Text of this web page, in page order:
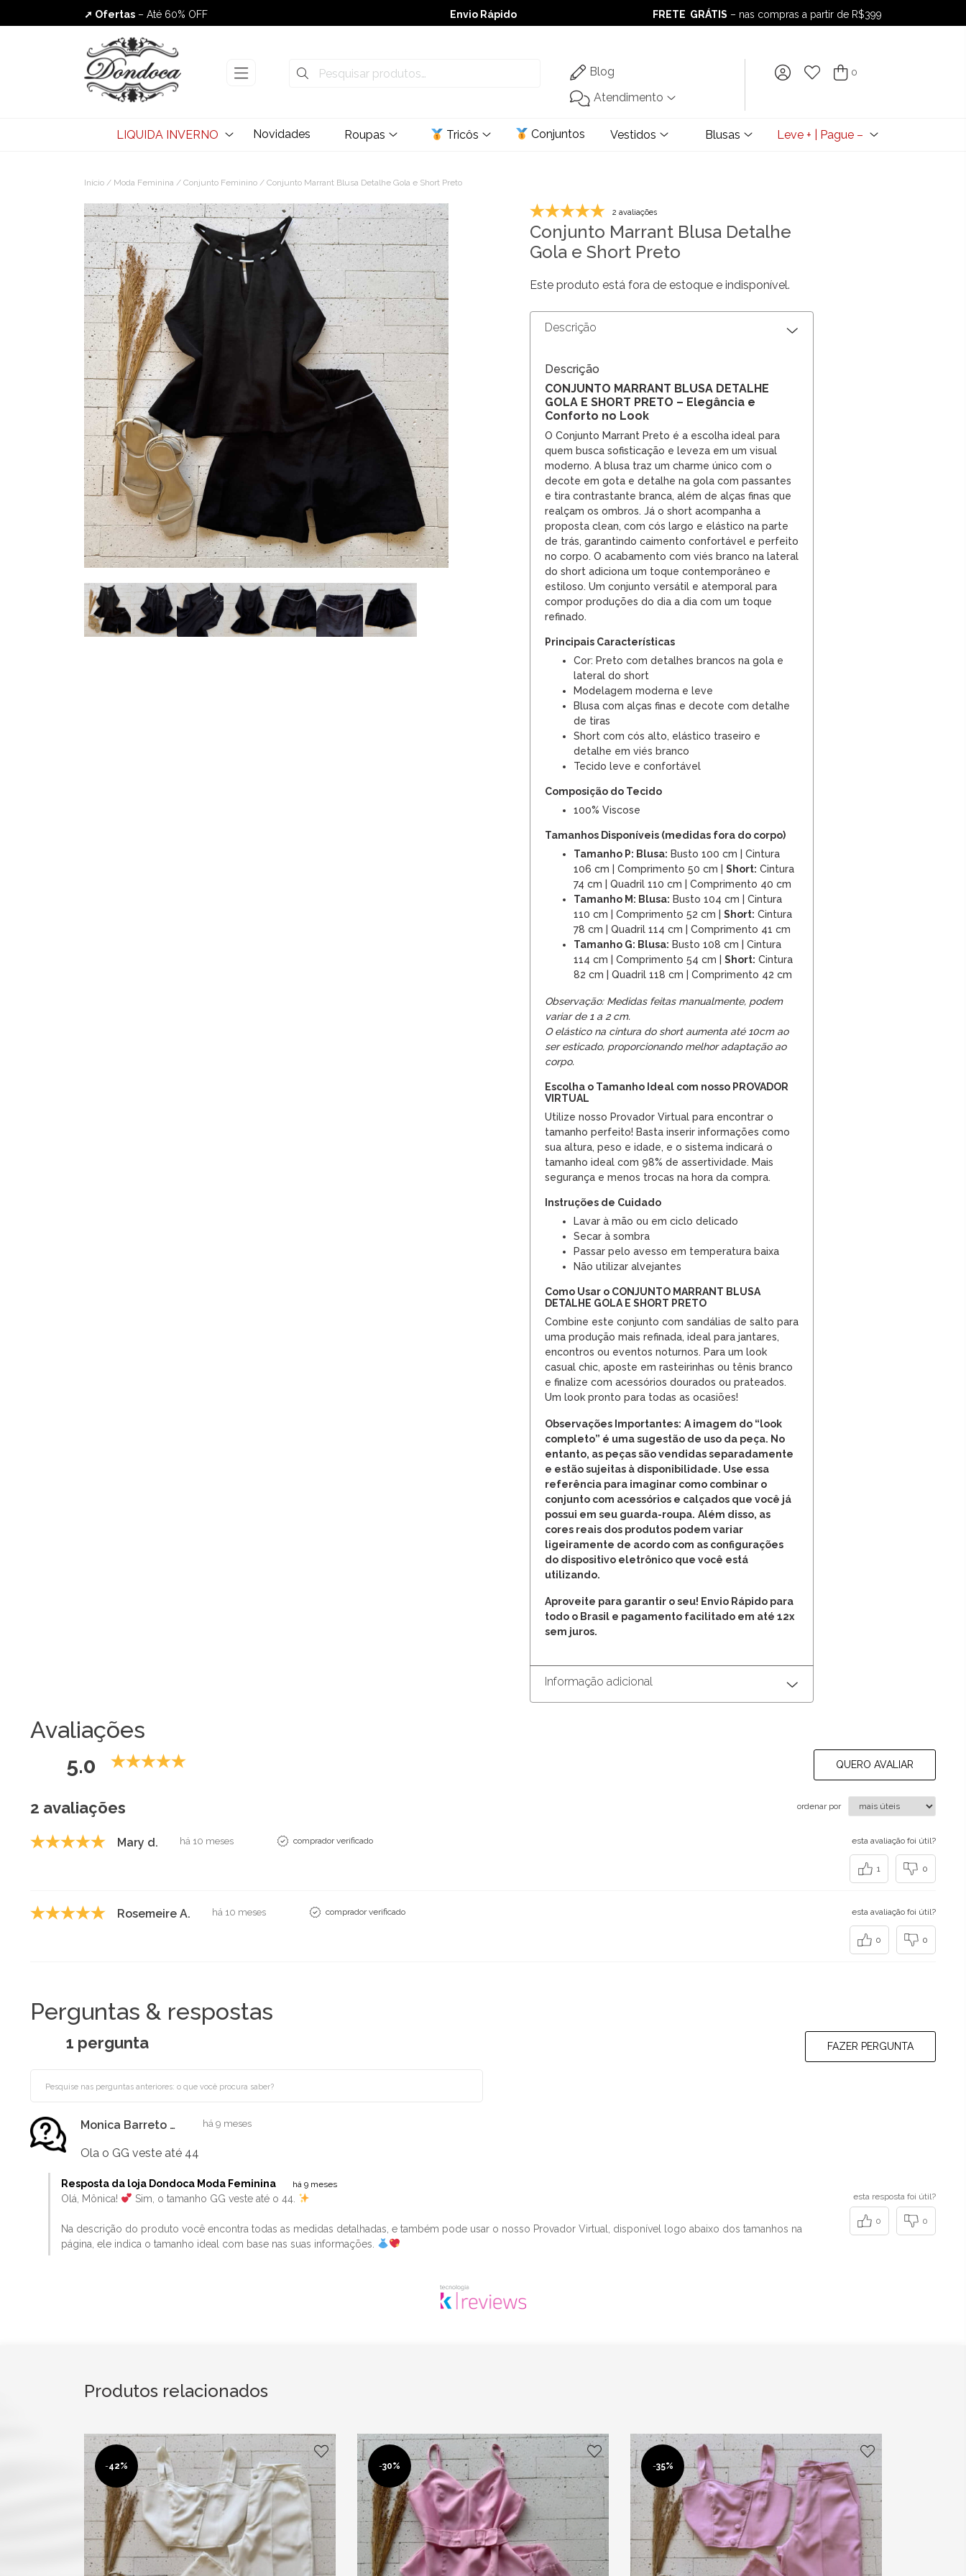
➚ Ofertas – Até 60% OFF
Envio Rápido
Envio Rápido
➚ Ofertas– Até 60% OFF
FRETE GRÁTIS – nas compras a partir de R$399
FRETE GRÁTIS– nas compras a partir de R$399
Blog
Atendimento
0
LIQUIDA INVERNO Novidades Roupas Tricôs Conjuntos Vestidos Blusas Leve + | Pague –
Início / Moda Feminina / Conjunto Feminino / Conjunto Marrant Blusa Detalhe Gola e Short Preto
2 avaliações
Conjunto Marrant Blusa Detalhe
Gola e Short Preto
Este produto está fora de estoque e indisponível.
Descrição
Descrição
CONJUNTO MARRANT BLUSA DETALHE
GOLA E SHORT PRETO – Elegância e
Conforto no Look
O Conjunto Marrant Preto é a escolha ideal para
quem busca sofisticação e leveza em um visual
moderno. A blusa traz um charme único com o
decote em gota e detalhe na gola com passantes
e tira contrastante branca, além de alças finas que
realçam os ombros. Já o short acompanha a
proposta clean, com cós largo e elástico na parte
de trás, garantindo caimento confortável e perfeito
no corpo. O acabamento com viés branco na lateral
do short adiciona um toque contemporâneo e
estiloso. Um conjunto versátil e atemporal para
compor produções do dia a dia com um toque
refinado.
Principais Características
Cor: Preto com detalhes brancos na gola e
lateral do short
Modelagem moderna e leve
Blusa com alças finas e decote com detalhe
de tiras
Short com cós alto, elástico traseiro e
detalhe em viés branco
Tecido leve e confortável
Composição do Tecido
100% Viscose
Tamanhos Disponíveis (medidas fora do corpo)
Tamanho P: Blusa: Busto 100 cm | Cintura
106 cm | Comprimento 50 cm | Short: Cintura
74 cm | Quadril 110 cm | Comprimento 40 cm
Tamanho M: Blusa: Busto 104 cm | Cintura
110 cm | Comprimento 52 cm | Short: Cintura
78 cm | Quadril 114 cm | Comprimento 41 cm
Tamanho G: Blusa: Busto 108 cm | Cintura
114 cm | Comprimento 54 cm | Short: Cintura
82 cm | Quadril 118 cm | Comprimento 42 cm
Observação: Medidas feitas manualmente, podem
variar de 1 a 2 cm.
O elástico na cintura do short aumenta até 10cm ao
ser esticado, proporcionando melhor adaptação ao
corpo.
Escolha o Tamanho Ideal com nosso PROVADOR
VIRTUAL
Utilize nosso Provador Virtual para encontrar o
tamanho perfeito! Basta inserir informações como
sua altura, peso e idade, e o sistema indicará o
tamanho ideal com 98% de assertividade. Mais
segurança e menos trocas na hora da compra.
Instruções de Cuidado
Lavar à mão ou em ciclo delicado
Secar à sombra
Passar pelo avesso em temperatura baixa
Não utilizar alvejantes
Como Usar o CONJUNTO MARRANT BLUSA
DETALHE GOLA E SHORT PRETO
Combine este conjunto com sandálias de salto para
uma produção mais refinada, ideal para jantares,
encontros ou eventos noturnos. Para um look
casual chic, aposte em rasteirinhas ou tênis branco
e finalize com acessórios dourados ou prateados.
Um look pronto para todas as ocasiões!
Observações Importantes: A imagem do “look
completo” é uma sugestão de uso da peça. No
entanto, as peças são vendidas separadamente
e estão sujeitas à disponibilidade. Use essa
referência para imaginar como combinar o
conjunto com acessórios e calçados que você já
possui em seu guarda-roupa. Além disso, as
cores reais dos produtos podem variar
ligeiramente de acordo com as configurações
do dispositivo eletrônico que você está
utilizando.
Aproveite para garantir o seu! Envio Rápido para
todo o Brasil e pagamento facilitado em até 12x
sem juros.
Informação adicional
Avaliações
5.0 QUERO AVALIAR
2 avaliações ordenar por
Mary d. há 10 meses comprador verificado esta avaliação foi útil?
1 0
Rosemeire A. há 10 meses comprador verificado esta avaliação foi útil?
0 0
Perguntas & respostas
1 pergunta FAZER PERGUNTA
Monica Barreto de Lima há 9 meses
Ola o GG veste até 44
Resposta da loja Dondoca Moda Feminina há 9 meses
Olá, Mônica! Sim, o tamanho GG veste até o 44.
Na descrição do produto você encontra todas as medidas detalhadas, e também pode usar o nosso Provador Virtual, disponível logo abaixo dos tamanhos na
página, ele indica o tamanho ideal com base nas suas informações.
esta resposta foi útil?
0 0
Produtos relacionados
-42% -30% -35%